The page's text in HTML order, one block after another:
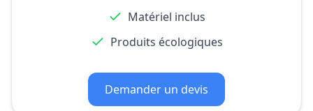
Matériel inclus
Produits écologiques
Demander un devis